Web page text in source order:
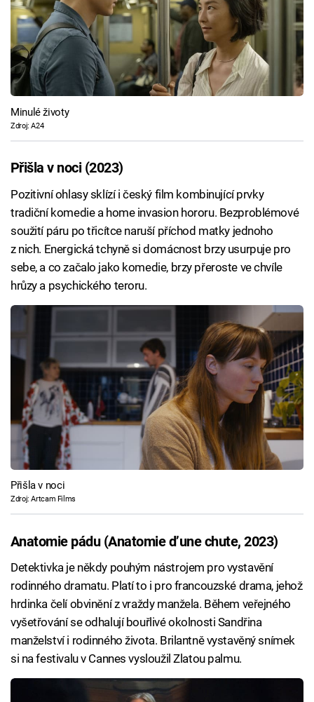
Minulé životy
Zdroj: A24
Přišla v noci (2023)
Pozitivní ohlasy sklízí i český film kombinující prvky
tradiční komedie a home invasion hororu. Bezproblémové
soužití páru po třicítce naruší příchod matky jednoho
z nich. Energická tchyně si domácnost brzy usurpuje pro
sebe, a co začalo jako komedie, brzy přeroste ve chvíle
hrůzy a psychického teroru.
Přišla v noci
Zdroj: Artcam Films
Anatomie pádu (Anatomie d’une chute, 2023)
Detektivka je někdy pouhým nástrojem pro vystavění
rodinného dramatu. Platí to i pro francouzské drama, jehož
hrdinka čelí obvinění z vraždy manžela. Během veřejného
vyšetřování se odhalují bouřlivé okolnosti Sandřina
manželství i rodinného života. Brilantně vystavěný snímek
si na festivalu v Cannes vysloužil Zlatou palmu.